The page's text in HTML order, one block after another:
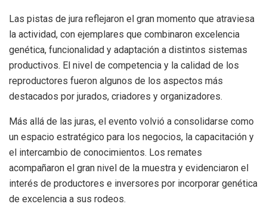
Las pistas de jura reflejaron el gran momento que atraviesa
la actividad, con ejemplares que combinaron excelencia
genética, funcionalidad y adaptación a distintos sistemas
productivos. El nivel de competencia y la calidad de los
reproductores fueron algunos de los aspectos más
destacados por jurados, criadores y organizadores.
Más allá de las juras, el evento volvió a consolidarse como
un espacio estratégico para los negocios, la capacitación y
el intercambio de conocimientos. Los remates
acompañaron el gran nivel de la muestra y evidenciaron el
interés de productores e inversores por incorporar genética
de excelencia a sus rodeos.